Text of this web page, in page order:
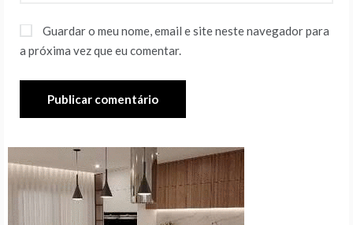
Guardar o meu nome, email e site neste navegador para
a próxima vez que eu comentar.